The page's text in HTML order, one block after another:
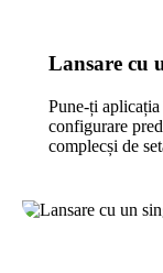
Lansare cu
Pune-ți
configurare
complecși de